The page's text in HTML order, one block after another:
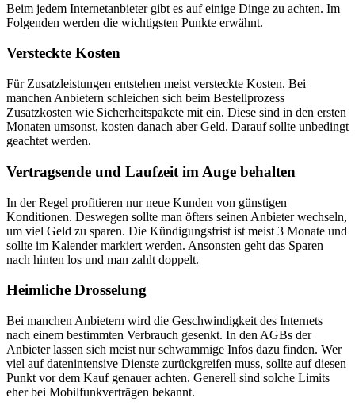
Beim jedem Internetanbieter gibt es auf einige Dinge zu achten. Im
Folgenden werden die wichtigsten Punkte erwähnt.
Versteckte Kosten
Für Zusatzleistungen entstehen meist versteckte Kosten. Bei
manchen Anbietern schleichen sich beim Bestellprozess
Zusatzkosten wie Sicherheitspakete mit ein. Diese sind in den ersten
Monaten umsonst, kosten danach aber Geld. Darauf sollte unbedingt
geachtet werden.
Vertragsende und Laufzeit im Auge behalten
In der Regel profitieren nur neue Kunden von günstigen
Konditionen. Deswegen sollte man öfters seinen Anbieter wechseln,
um viel Geld zu sparen. Die Kündigungsfrist ist meist 3 Monate und
sollte im Kalender markiert werden. Ansonsten geht das Sparen
nach hinten los und man zahlt doppelt.
Heimliche Drosselung
Bei manchen Anbietern wird die Geschwindigkeit des Internets
nach einem bestimmten Verbrauch gesenkt. In den AGBs der
Anbieter lassen sich meist nur schwammige Infos dazu finden. Wer
viel auf datenintensive Dienste zurückgreifen muss, sollte auf diesen
Punkt vor dem Kauf genauer achten. Generell sind solche Limits
eher bei Mobilfunkverträgen bekannt.